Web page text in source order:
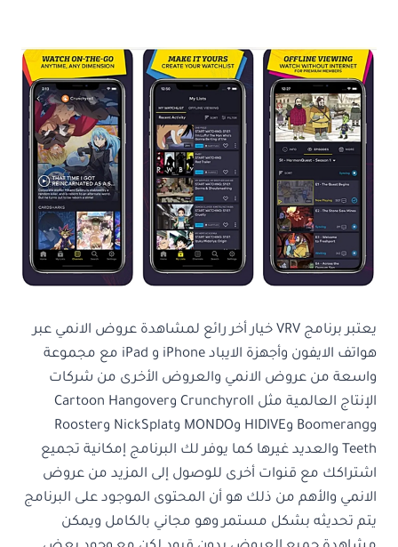
يعتبر برنامج VRV خيار أخر رائع لمشاهدة عروض الانمي عبر
هواتف الايفون وأجهزة الايباد iPhone و iPad مع مجموعة
واسعة من عروض الانمي والعروض الأخرى من شركات
الإنتاج العالمية مثل Crunchyroll وCartoon Hangover
وBoomerang وHIDIVE وMONDO وNickSplat وRooster
Teeth والعديد غيرها كما يوفر لك البرنامج إمكانية تجميع
اشتراكك مع قنوات أخرى للوصول إلى المزيد من عروض
الانمي والأهم من ذلك هو أن المحتوى الموجود على البرنامج
يتم تحديثه بشكل مستمر وهو مجاني بالكامل ويمكن